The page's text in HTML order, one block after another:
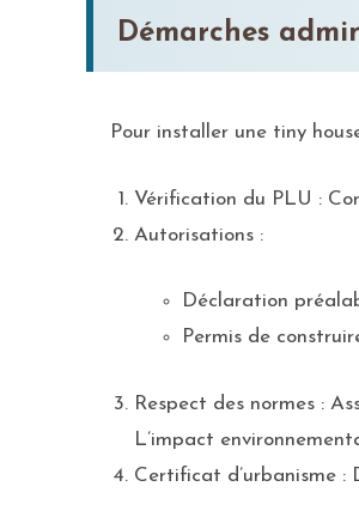
Démarches
Pour installer une tiny
Vérification du PLU :
Autorisations :
Déclaration
Permis de
Respect des normes :
L’impact
Certificat d’urbanisme